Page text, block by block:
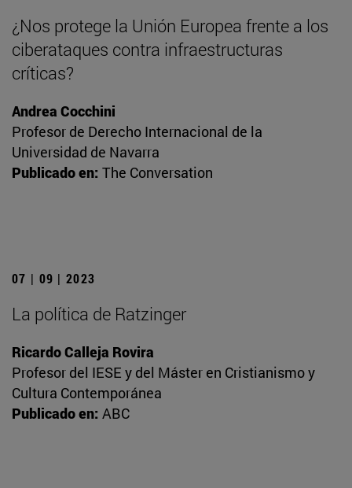
¿Nos protege la Unión Europea frente a los
ciberataques contra infraestructuras
críticas?
Andrea Cocchini
Profesor de Derecho Internacional de la
Universidad de Navarra
Publicado en: The Conversation
07 | 09 | 2023
La política de Ratzinger
Ricardo Calleja Rovira
Profesor del IESE y del Máster en Cristianismo y
Cultura Contemporánea
Publicado en: ABC